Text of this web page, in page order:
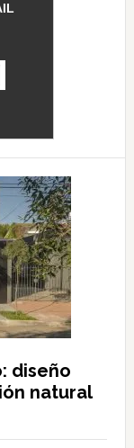
diseño
natural